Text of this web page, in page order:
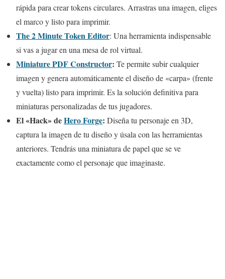
rápida para crear tokens circulares. Arrastras una imagen, eliges
el marco y listo para imprimir.
The 2 Minute Token Editor: Una herramienta indispensable
si vas a jugar en una mesa de rol virtual.
Miniature PDF Constructor: Te permite subir cualquier
imagen y genera automáticamente el diseño de «carpa» (frente
y vuelta) listo para imprimir. Es la solución definitiva para
miniaturas personalizadas de tus jugadores.
El «Hack» deHero Forge: Diseña tu personaje en 3D,
captura la imagen de tu diseño y úsala con las herramientas
anteriores. Tendrás una miniatura de papel que se ve
exactamente como el personaje que imaginaste.